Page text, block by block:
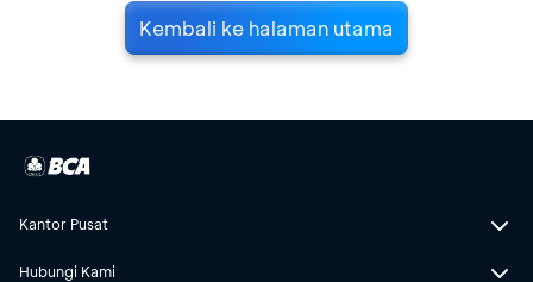
Kembali ke halaman utama
Kantor Pusat
Hubungi Kami